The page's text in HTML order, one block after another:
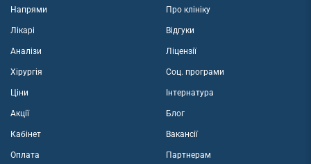
Напрями
Лікарі
Аналізи
Хірургія
Ціни
Акції
Кабінет
Оплата
Про клініку
Відгуки
Ліцензії
Соц. програми
Інтернатура
Блог
Вакансії
Партнерам